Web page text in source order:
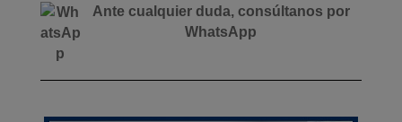
Ante cualquier duda, consúltanos por
WhatsApp